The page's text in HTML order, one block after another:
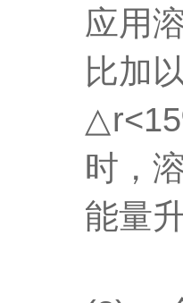
应用
比加
时，
能量